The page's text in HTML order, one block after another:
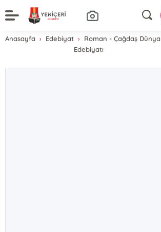
Anasayfa Edebiyat
Roman - Çağdaş Dünya
Edebiyatı